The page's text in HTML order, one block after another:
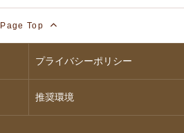
Page Top
プライバシーポリシー
推奨環境